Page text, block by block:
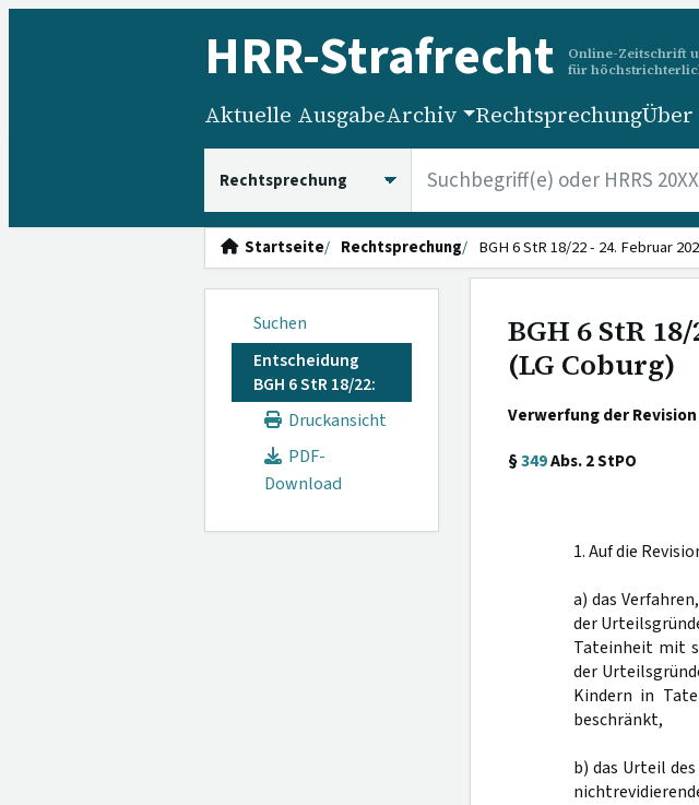
HRR-Strafrecht
Online-Zeitschrift
für
Aktuelle AusgabeArchiv RechtsprechungÜber
Startseite Rechtsprechung BGH 6 StR 18/22 - 24. Februar
Suchen
Entscheidung
BGH 6 StR 18/22:
Druckansicht
PDF-
Download
BGH 6 StR
(LG Coburg)
Verwerfung der
§349Abs. 2 StPO
1. Auf die
a) das
der
Tateinheit mit
der
Kindern in
beschränkt,
b) das Urteil